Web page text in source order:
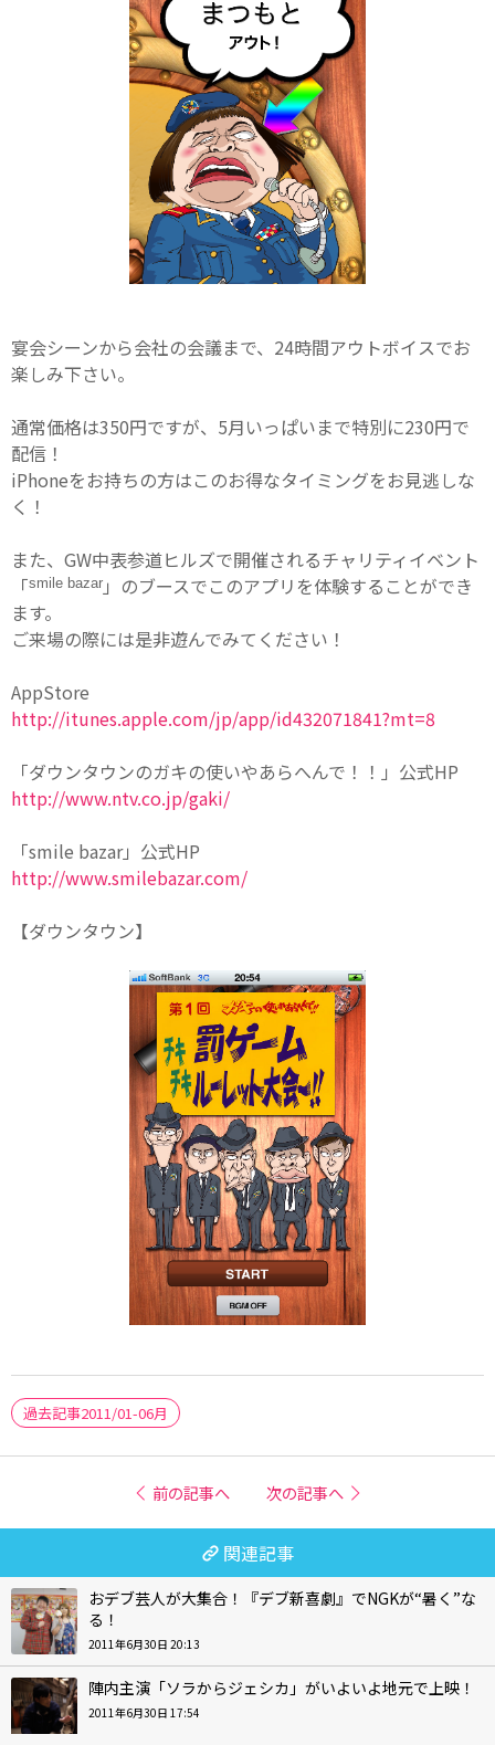
宴会シーンから会社の会議まで、24時間アウトボイスでお
楽しみ下さい。
通常価格は350円ですが、5月いっぱいまで特別に230円で
配信！
iPhoneをお持ちの方はこのお得なタイミングをお見逃しな
く！
また、GW中表参道ヒルズで開催されるチャリティイベント
「smile bazar 」のブースでこのアプリを体験することができ
ます。
ご来場の際には是非遊んでみてください！
AppStore
http://itunes.apple.com/jp/app/id432071841?mt=8
「ダウンタウンのガキの使いやあらへんで！！」公式HP
http://www.ntv.co.jp/gaki/
「smile bazar」公式HP
http://www.smilebazar.com/
【ダウンタウン】
過去記事2011/01-06月
前の記事へ 次の記事へ
関連記事
おデブ芸人が大集合！『デブ新喜劇』でNGKが“暑く”な
る！
2011年6月30日 20:13
陣内主演「ソラからジェシカ」がいよいよ地元で上映！
2011年6月30日 17:54